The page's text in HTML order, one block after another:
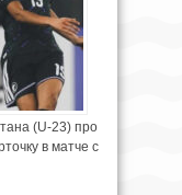
(U-23) про
в матче с